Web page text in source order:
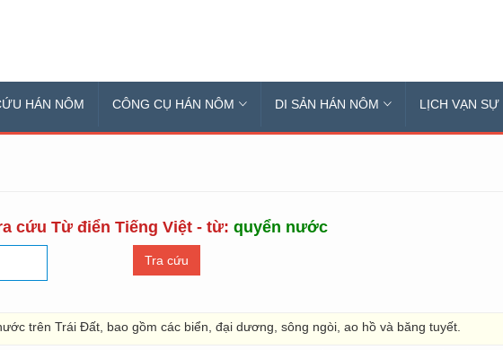
HÁN NÔM CÔNG CỤ HÁN NÔM DI SẢN HÁN NÔM LỊCH VẠN SỰ
cứu Từ điển Tiếng Việt - từ: quyển nước
trên Trái Đất, bao gồm các biển, đại dương, sông ngòi, ao hồ và băng tuyết.